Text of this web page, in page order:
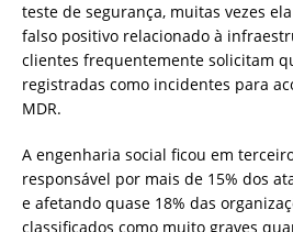
teste de segurança, muitas vezes
falso positivo relacionado à
clientes frequentemente solicitam
registradas como incidentes para
MDR.
A engenharia social ficou em
responsável por mais de 15% dos
e afetando quase 18% das
classificados como muito graves